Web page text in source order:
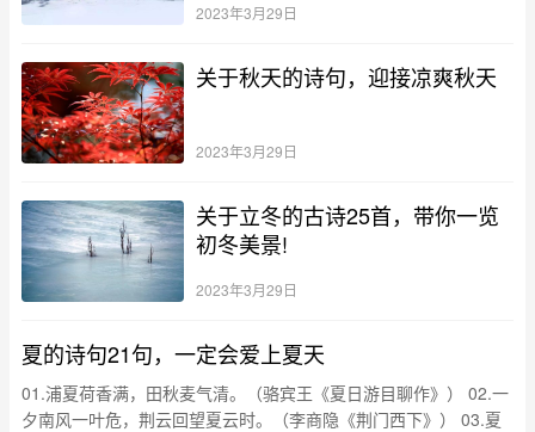
2023年3月29日
关于秋天的诗句，迎接凉爽秋天
2023年3月29日
关于立冬的古诗25首，带你一览
初冬美景!
2023年3月29日
夏的诗句21句，一定会爱上夏天
01.浦夏荷香满，田秋麦气清。（骆宾王《夏日游目聊作》） 02.一
夕南风一叶危，荆云回望夏云时。（李商隐《荆门西下》） 03.夏